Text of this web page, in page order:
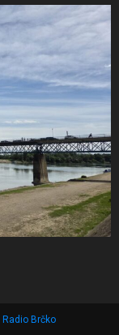
Radio Brčko